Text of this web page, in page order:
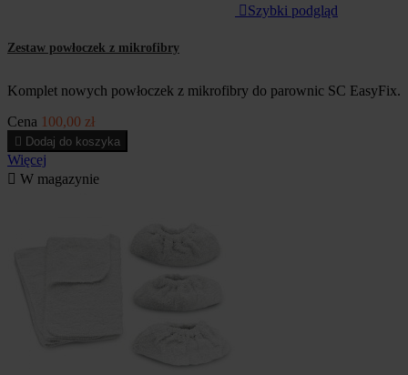
 Szybki podgląd
Zestaw powłoczek z mikrofibry
Komplet nowych powłoczek z mikrofibry do parownic SC EasyFix.
Cena 100,00 zł
 Dodaj do koszyka
Więcej
 W magazynie